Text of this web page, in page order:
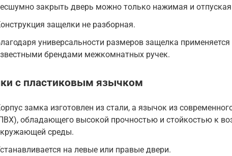
закрыть дверь можно только нажимая и
защелки не разборная.
универсальности размеров защелка
брендами межкомнатных ручек.
с пластиковым язычком
замка изготовлен из стали, а язычок из
обладающего высокой прочностью и стойкостью к
среды.
на левые или правые двери.